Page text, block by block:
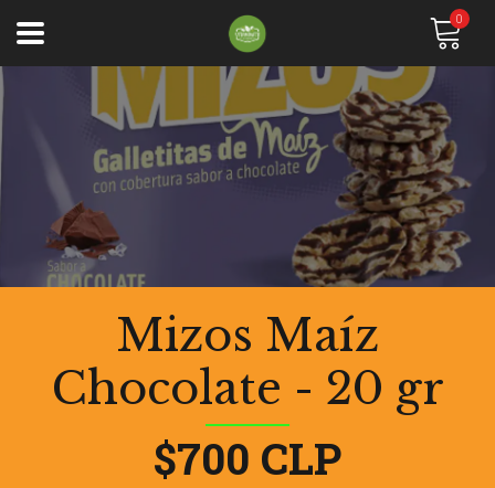
0
Mizos Maíz
Chocolate - 20 gr
$700 CLP